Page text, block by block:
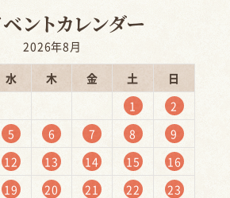
2026年8月
水 木 金 土
日
1
2
5 6 7 8
9
12 13 14 15
16
19 20 21 22
23